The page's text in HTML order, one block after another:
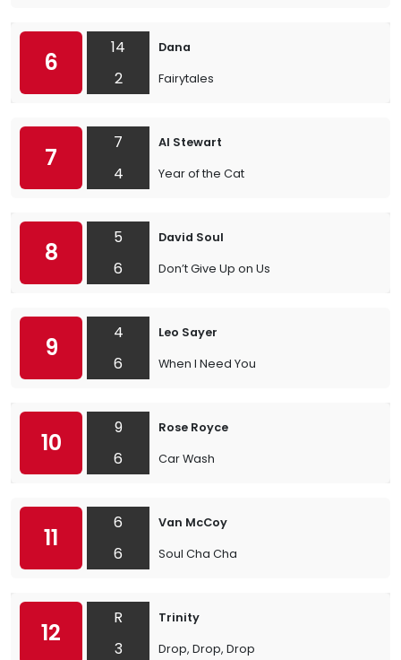
6
14
2
Dana
Fairytales
7
7
4
Al Stewart
Year of the Cat
8
5
6
David Soul
Don’t Give Up on Us
9
4
6
Leo Sayer
When I Need You
10
9
6
Rose Royce
Car Wash
11
6
6
Van McCoy
Soul Cha Cha
12
R
3
Trinity
Drop, Drop, Drop